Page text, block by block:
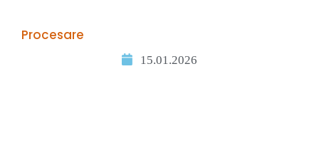
Procesare
15.01.2026